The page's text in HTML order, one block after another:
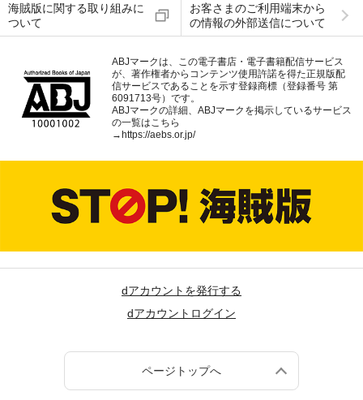
海賊版に関する取り組みに
ついて
お客さまのご利用端末から
の情報の外部送信について
ABJマークは、この電子書店・電子書籍配信サービス
が、著作権者からコンテンツ使用許諾を得た正規版配
信サービスであることを示す登録商標（登録番号 第
6091713号）です。
ABJマークの詳細、ABJマークを掲示しているサービス
の一覧はこちら
→ https://aebs.or.jp/
dアカウントを発行する
dアカウントログイン
ページトップへ